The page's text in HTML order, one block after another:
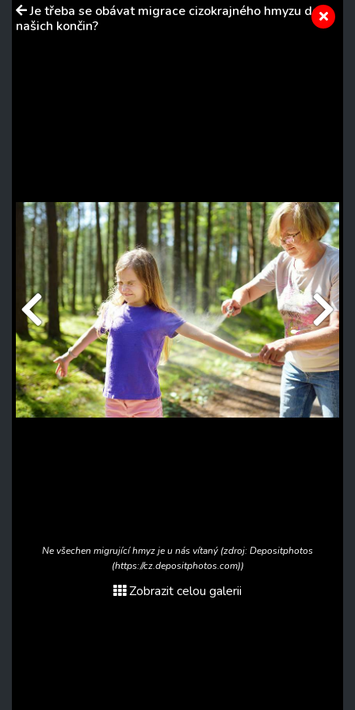
Je třeba se obávat migrace cizokrajného hmyzu do
našich končin?
Ne všechen migrující hmyz je u nás vítaný (zdroj: Depositphotos
(https://cz.depositphotos.com))
Zobrazit celou galerii